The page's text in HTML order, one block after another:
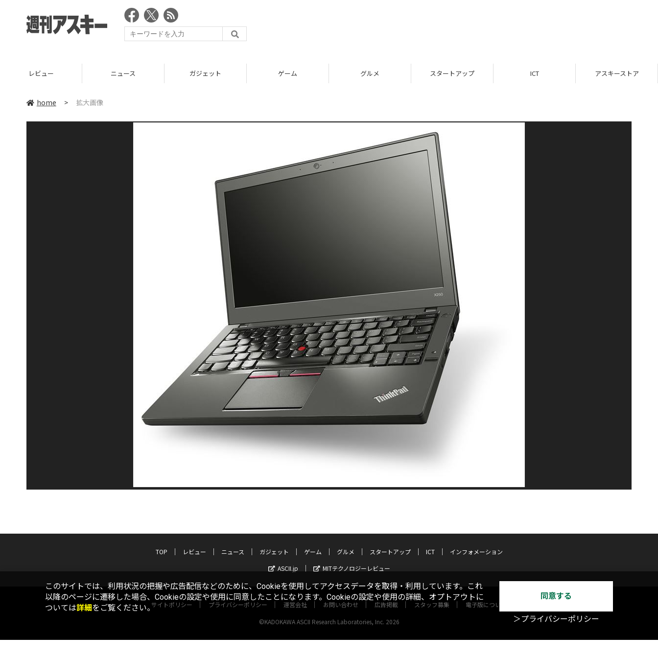
レビュー ニュース ガジェット ゲーム グルメ スタートアップ ICT アスキーストア
home > 拡大画像
TOP レビュー ニュース ガジェット ゲーム グルメ スタートアップ ICT
インフォメーション
ASCII.jp
MITテクノロジーレビュー
サイトポリシー プライバシーポリシー 運営会社 お問い合わせ 広告掲載 スタッフ募集 電子版について
©KADOKAWA ASCII Research Laboratories, Inc. 2026
このサイトでは、利用状況の把握や広告配信などのために、Cookieを使用してアクセスデータを取得・利用しています。これ
以降のページに遷移した場合、Cookieの設定や使用に同意したことになります。Cookieの設定や使用の詳細、オプトアウトに
ついては詳細をご覧ください。
同意する
＞プライバシーポリシー